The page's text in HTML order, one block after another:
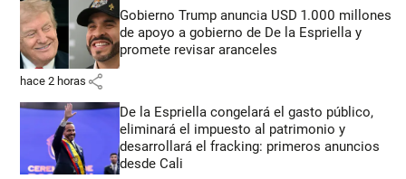
Gobierno Trump anuncia USD 1.000 millones
de apoyo a gobierno de De la Espriella y
promete revisar aranceles
hace 2 horas share
De la Espriella congelará el gasto público,
eliminará el impuesto al patrimonio y
desarrollará el fracking: primeros anuncios
desde Cali